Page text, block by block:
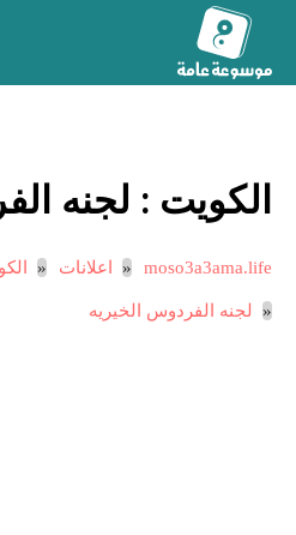
الكويت : لجنه
moso3a3ama.life اعلانات
لجنه الفردوس الخيريه